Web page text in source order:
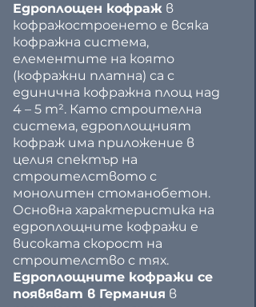
Едроплощен кофраж в
кофражостроенето е всяка
кофражна система,
елементите на която
(кофражни платна) са с
единична кофражна площ над
4 – 5 m². Като строителна
система, едроплощният
кофраж има приложение в
целия спектър на
строителството с
монолитен стоманобетон.
Основна характеристика на
едроплощните кофражи е
високата скорост на
строителство с тях.
Едроплощните кофражи се
появяват в Германия в